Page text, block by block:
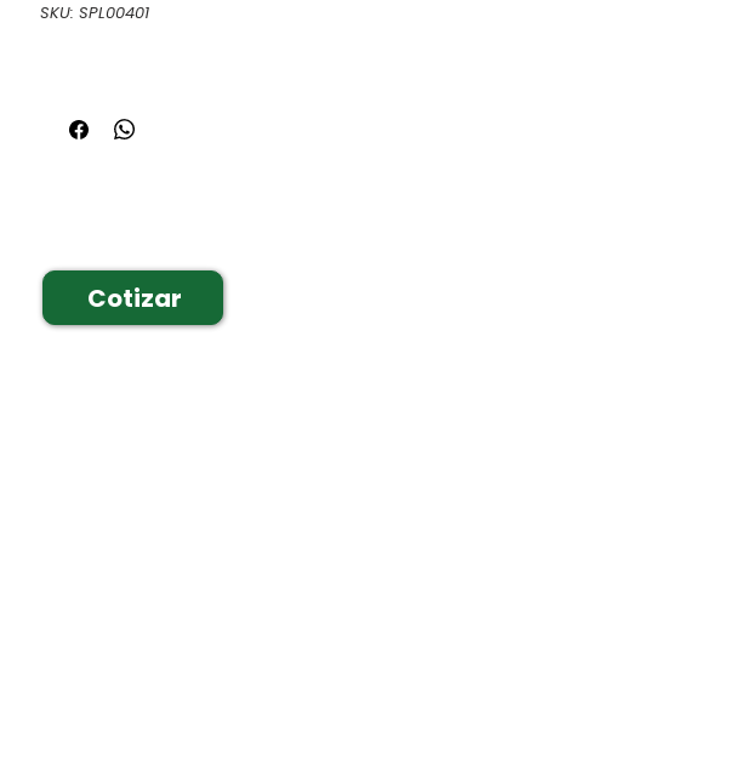
SKU: SPL00401
Cotizar